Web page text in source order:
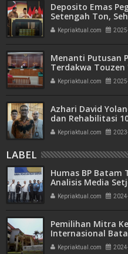
Deposito Emas
Setengah Ton,
Bank Emas
Kepriaktual.com
Menanti Putusan
Terdakwa
Seumur Hidup
Kepriaktual.com
Azhari David
dan Rehabilitasi
Kepriaktual.com
LABEL
Humas BP Batam
Analisis Media
Kepriaktual.com
Pemilihan Mitra
Internasional
Transparan
Kepriaktual.com